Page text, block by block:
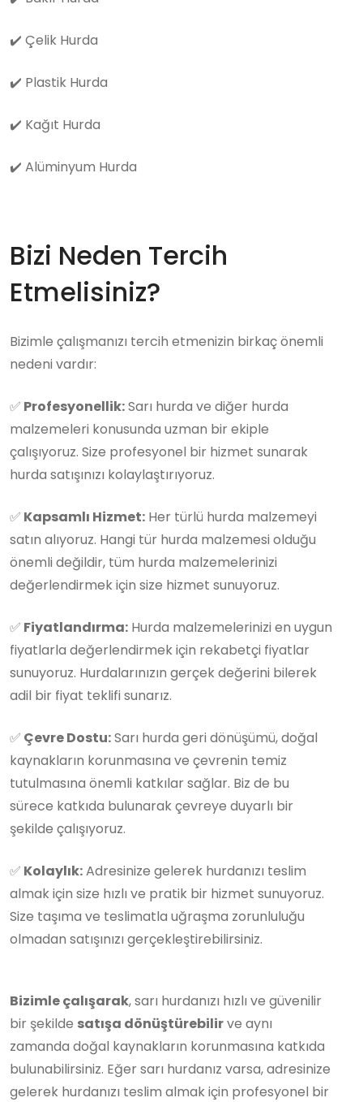
✔️ Çelik Hurda
✔️ Plastik Hurda
✔️ Kağıt Hurda
✔️ Alüminyum Hurda
Bizi Neden Tercih
Etmelisiniz?
Bizimle çalışmanızı tercih etmenizin birkaç önemli
nedeni vardır:
✅ Profesyonellik:Sarı hurda ve diğer hurda
malzemeleri konusunda uzman bir ekiple
çalışıyoruz. Size profesyonel bir hizmet sunarak
hurda satışınızı kolaylaştırıyoruz.
✅ Kapsamlı Hizmet: Her türlü hurda malzemeyi
satın alıyoruz. Hangi tür hurda malzemesi olduğu
önemli değildir, tüm hurda malzemelerinizi
değerlendirmek için size hizmet sunuyoruz.
✅ Fiyatlandırma: Hurda malzemelerinizi en uygun
fiyatlarla değerlendirmek için rekabetçi fiyatlar
sunuyoruz. Hurdalarınızın gerçek değerini bilerek
adil bir fiyat teklifi sunarız.
✅ Çevre Dostu:Sarı hurda geri dönüşümü, doğal
kaynakların korunmasına ve çevrenin temiz
tutulmasına önemli katkılar sağlar. Biz de bu
sürece katkıda bulunarak çevreye duyarlı bir
şekilde çalışıyoruz.
✅ Kolaylık:Adresinize gelerek hurdanızı teslim
almak için size hızlı ve pratik bir hizmet sunuyoruz.
Size taşıma ve teslimatla uğraşma zorunluluğu
olmadan satışınızı gerçekleştirebilirsiniz.
Bizimle çalışarak, sarı hurdanızı hızlı ve güvenilir
bir şekilde satışa dönüştürebilirve aynı
zamanda doğal kaynakların korunmasına katkıda
bulunabilirsiniz. Eğer sarı hurdanız varsa, adresinize
gelerek hurdanızı teslim almak için profesyonel bir